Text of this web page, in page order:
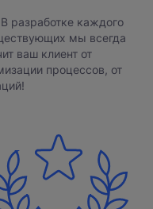
разработке каждого
мы всегда
ваш клиент от
процессов, от